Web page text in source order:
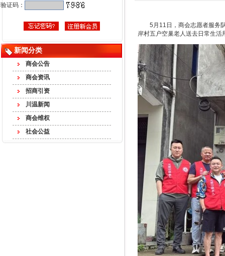
验证码：
新闻分类
商会公告
商会资讯
招商引资
川温新闻
商会维权
社会公益
5月11日，商会志愿者服务
岸村五户空巢老人送去日常生活